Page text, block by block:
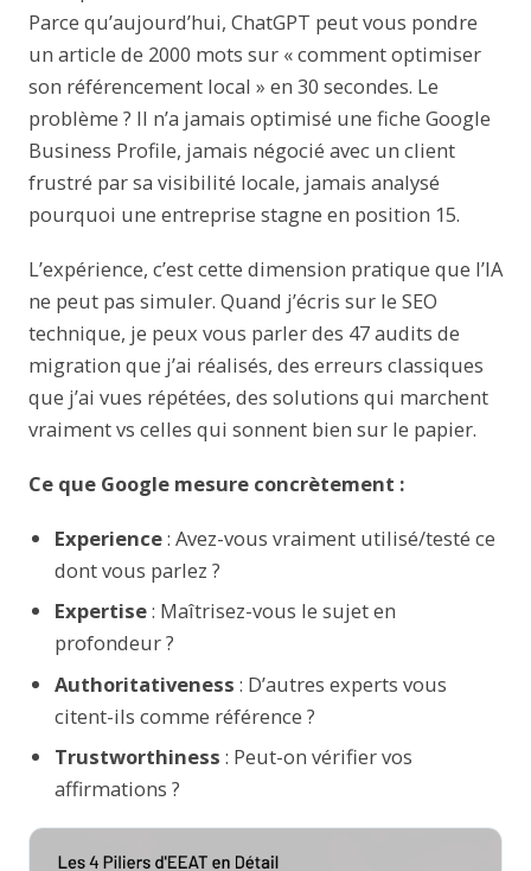
Parce qu’aujourd’hui, ChatGPT peut vous pondre
un article de 2000 mots sur « comment optimiser
son référencement local » en 30 secondes. Le
problème ? Il n’a jamais optimisé une fiche Google
Business Profile, jamais négocié avec un client
frustré par sa visibilité locale, jamais analysé
pourquoi une entreprise stagne en position 15.
L’expérience, c’est cette dimension pratique que l’IA
ne peut pas simuler. Quand j’écris sur le SEO
technique, je peux vous parler des 47 audits de
migration que j’ai réalisés, des erreurs classiques
que j’ai vues répétées, des solutions qui marchent
vraiment vs celles qui sonnent bien sur le papier.
Ce que Google mesure concrètement :
Experience: Avez-vous vraiment utilisé/testé ce
dont vous parlez ?
Expertise: Maîtrisez-vous le sujet en
profondeur ?
Authoritativeness : D’autres experts vous
citent-ils comme référence ?
Trustworthiness : Peut-on vérifier vos
affirmations ?